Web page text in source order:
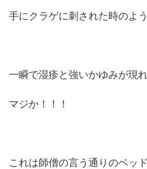
手にクラゲに刺された時のよ
一瞬で湿疹と強いかゆみが現
マジか！！！
これは師僧の言う通りのベッ